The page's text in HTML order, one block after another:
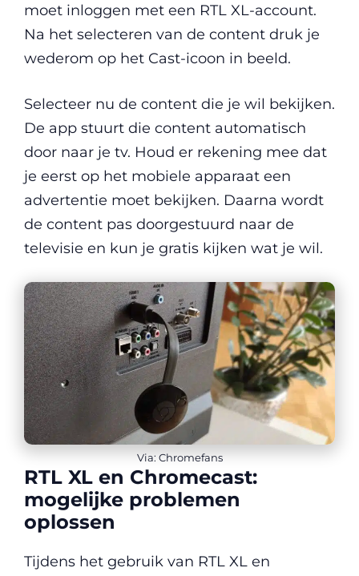
moet inloggen met een RTL XL-account.
Na het selecteren van de content druk je
wederom op het Cast-icoon in beeld.
Selecteer nu de content die je wil bekijken.
De app stuurt die content automatisch
door naar je tv. Houd er rekening mee dat
je eerst op het mobiele apparaat een
advertentie moet bekijken. Daarna wordt
de content pas doorgestuurd naar de
televisie en kun je gratis kijken wat je wil.
Via: Chromefans
RTL XL en Chromecast:
mogelijke problemen
oplossen
Tijdens het gebruik van RTL XL en